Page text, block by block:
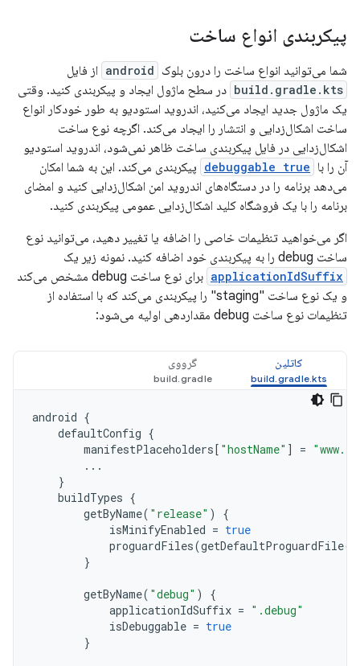
پیکربندی انواع ساخت
شما می‌توانید انواع ساخت را درون بلوک android از فایل
build.gradle.kts در سطح ماژول ایجاد و پیکربندی کنید. وقتی
یک ماژول جدید ایجاد می‌کنید، اندروید استودیو به طور خودکار انواع
ساخت اشکال‌زدایی و انتشار را ایجاد می‌کند. اگرچه نوع ساخت
اشکال‌زدایی در فایل پیکربندی ساخت ظاهر نمی‌شود، اندروید استودیو
آن را با debuggable true پیکربندی می‌کند. این به شما امکان
می‌دهد برنامه را در دستگاه‌های اندروید امن اشکال‌زدایی کنید و امضای
برنامه را با یک فروشگاه کلید اشکال‌زدایی عمومی پیکربندی کنید.
اگر می‌خواهید تنظیمات خاصی را اضافه یا تغییر دهید، می‌توانید نوع
ساخت debug را به پیکربندی خود اضافه کنید. نمونه زیر یک
applicationIdSuffix
برای نوع ساخت debug مشخص می‌کند
و یک نوع ساخت "staging" را پیکربندی می‌کند که با استفاده از
تنظیمات نوع ساخت debug مقداردهی اولیه می‌شود:
کاتلین گرووی
android {
defaultConfig {
manifestPlaceholders[ "hostName" ] =
...
}
buildTypes {
getByName( "release" )
{
isMinifyEnabled = true
proguardFiles(getDefaultProguardFile(
}
getByName( "debug" )
{
applicationIdSuffix = ".debug"
isDebuggable = true
}